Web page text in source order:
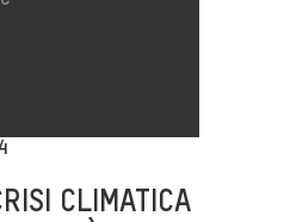
CLIMATICA